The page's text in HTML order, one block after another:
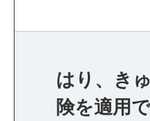
はり、き
険を適用